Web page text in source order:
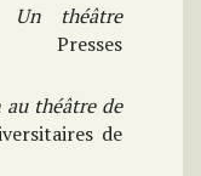
Un théâtre
théâtre de
de